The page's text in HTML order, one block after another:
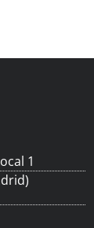
1